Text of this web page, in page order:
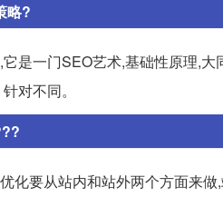
略?
是一门SEO艺术,基础性原理,
对不同。
化要从站内和站外两个方面来